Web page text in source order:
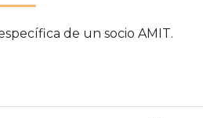
de un socio AMIT.